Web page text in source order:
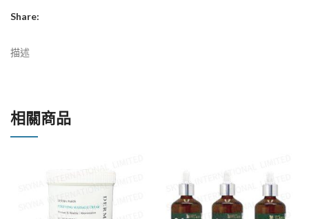
Share:
描述
相關商品